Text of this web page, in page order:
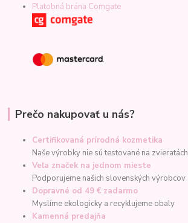
Platobná brána Comgate
Prečo nakupovať u nás?
Certifikovaná prírodná kozmetika
Naše výrobky nie sú testované na zvieratách
Veľa značek na jednom mieste
Podporujeme našich slovenských výrobcov
Dopravné od 49 € zadarmo
Myslíme ekologicky a recyklujeme obaly
Kamenná predajňa